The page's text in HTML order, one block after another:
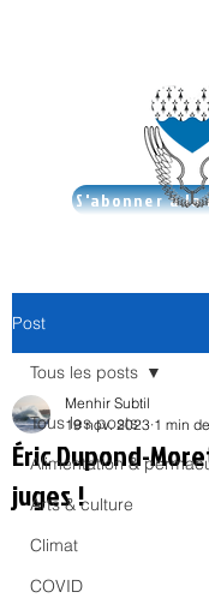
S'abonner à
Post
Tous les posts
Alimentation &
Arts & culture
Climat
COVID
Tous les posts
Éric Dupond-
juges !
Menhir Subtil
19 nov. 2023 1 min